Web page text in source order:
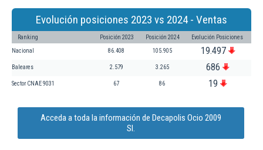
Evolución posiciones 2023 vs 2024 - Ventas
Ranking Posición 2023 Posición 2024 Evolución Posiciones
Nacional 86.408 105.905 19.497
Baleares 2.579 3.265 686
Sector CNAE 9031 67 86 19
Acceda a toda la información de Decapolis Ocio 2009
Sl.